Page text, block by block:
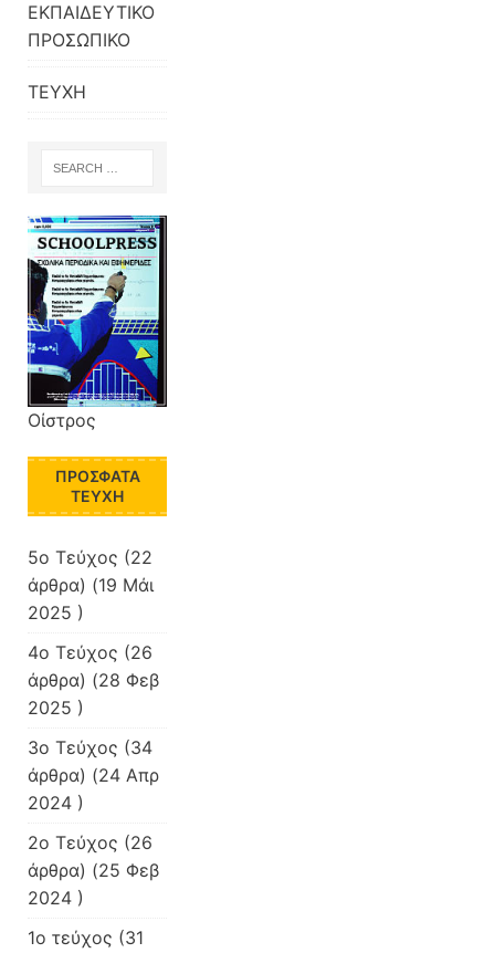
ΕΚΠΑΙΔΕΥΤΙΚΟ
ΠΡΟΣΩΠΙΚΟ
ΤΕΥΧΗ
Οίστρος
ΠΡΌΣΦΑΤΑ
ΤΕΎΧΗ
5o Τεύχος (22
άρθρα) (19 Μάι
2025 )
4o Τεύχος (26
άρθρα) (28 Φεβ
2025 )
3ο Τεύχος (34
άρθρα) (24 Απρ
2024 )
2ο Τεύχος (26
άρθρα) (25 Φεβ
2024 )
1ο τεύχος (31